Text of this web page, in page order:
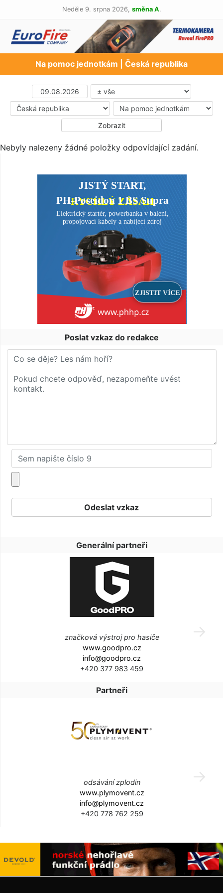
Neděle 9. srpna 2026, směna A.
Na pomoc jednotkám | Česká republika
Nebyly nalezeny žádné položky odpovídající zadání.
Poslat vzkaz do redakce
Generální partneři
značková výstroj pro hasiče
www.goodpro.cz
info@goodpro.cz
+420 377 983 459
Partneři
odsávání zplodin
www.plymovent.cz
info@plymovent.cz
+420 778 762 259